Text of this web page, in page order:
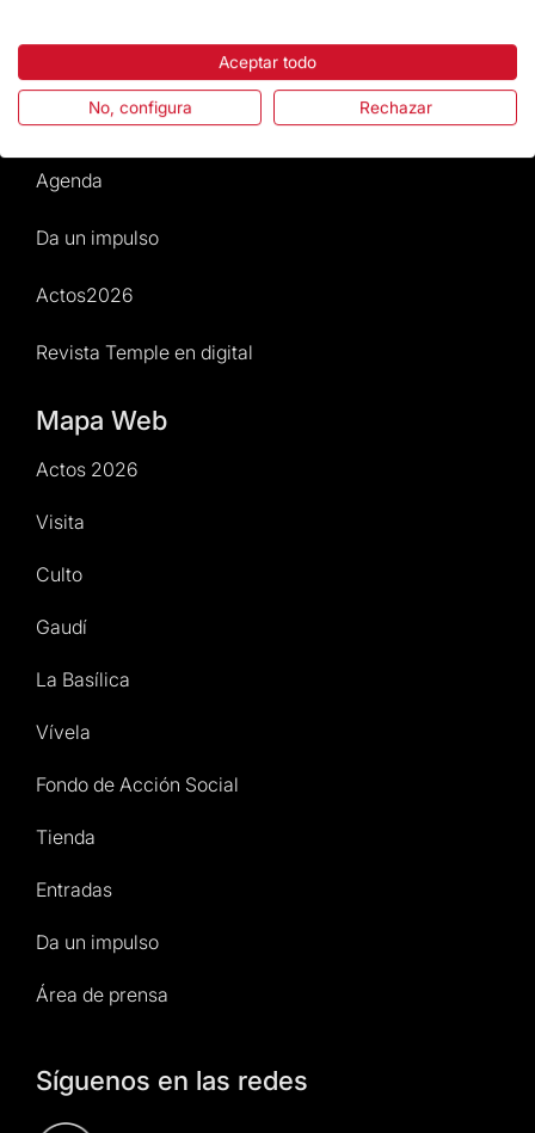
Normativa y condiciones de compra
Noticias y Actualidad
Agenda
Da un impulso
Actos2026
Revista Temple en digital
Mapa Web
Actos 2026
Visita
Culto
Gaudí
La Basílica
Vívela
Fondo de Acción Social
Tienda
Entradas
Da un impulso
Área de prensa
Síguenos en las redes
Aceptar todo
No, configura Rechazar